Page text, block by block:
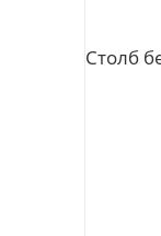
Столб